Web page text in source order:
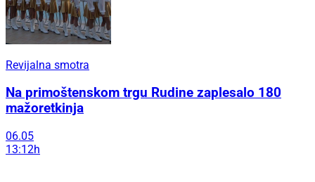
Revijalna smotra
Na primoštenskom trgu Rudine zaplesalo 180
mažoretkinja
06.05
13:12h